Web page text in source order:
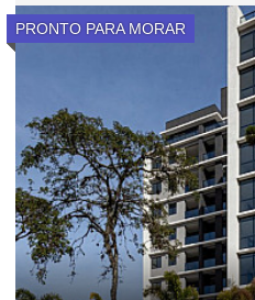
PRONTO PARA MORAR